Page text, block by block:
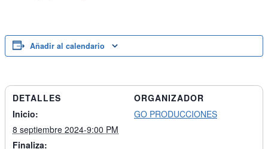
Añadir al calendario
DETALLES
Inicio:
8 septiembre 2024-9:00 PM
Finaliza:
ORGANIZADOR
GO PRODUCCIONES